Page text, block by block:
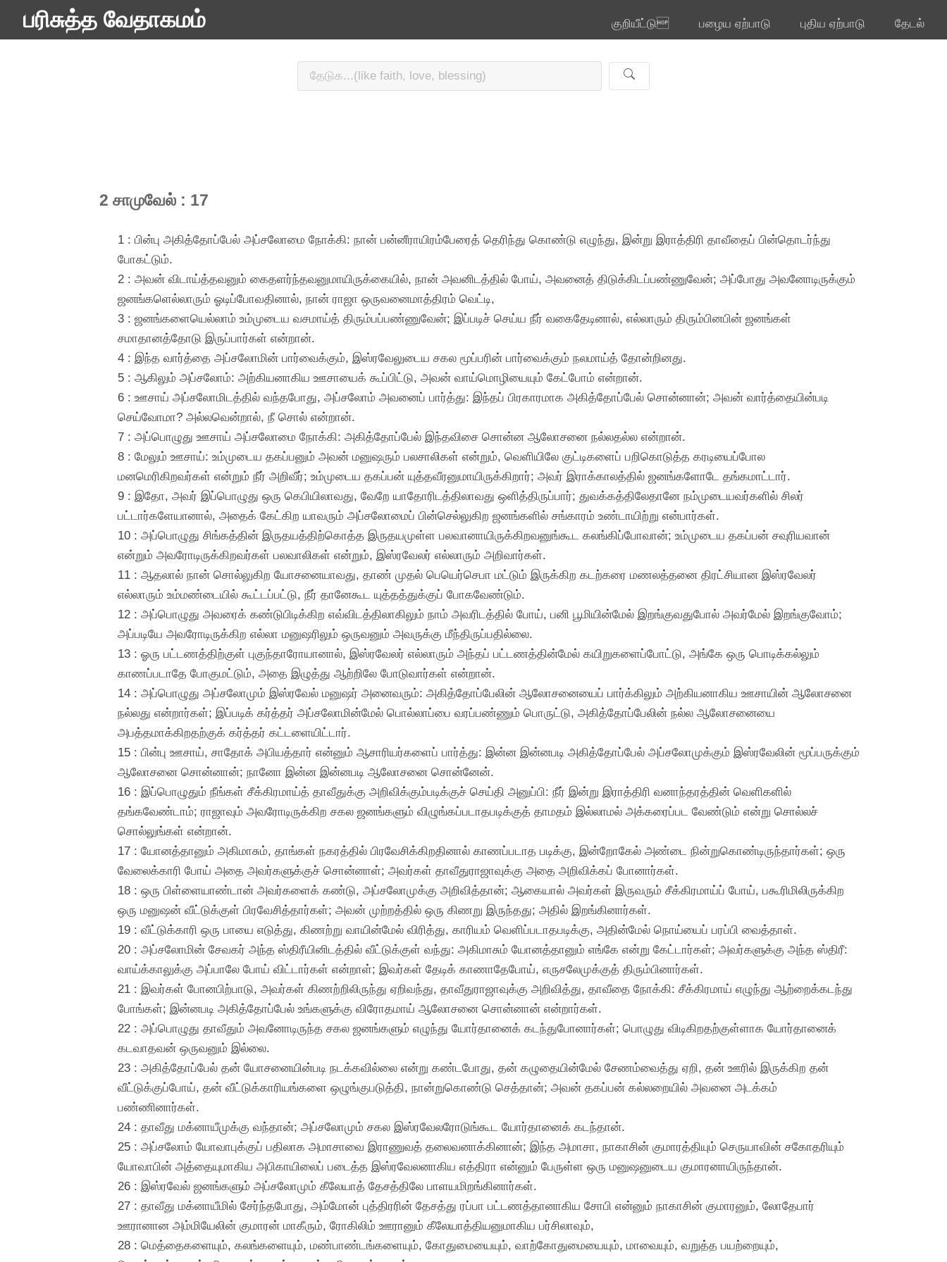
பரிசுத்த வேதாகமம் குறியீட்டு பழைய ஏற்பாடு புதிய ஏற்பாடு தேடல்
2 சாமுவேல் : 17
1 : பின்பு அகித்தோப்பேல் அப்சலோமை நோக்கி: நான் பன்னீராயிரம்பேரைத் தெரிந்து கொண்டு எழுந்து, இன்று இராத்திரி தாவீதைப் பின்தொடர்ந்து
போகட்டும்.
2 : அவன் விடாய்த்தவனும் கைதளர்ந்தவனுமாயிருக்கையில், நான் அவனிடத்தில் போய், அவனைத் திடுக்கிடப்பண்ணுவேன்; அப்போது அவனோடிருக்கும்
ஜனங்களெல்லாரும் ஓடிப்போவதினால், நான் ராஜா ஒருவனைமாத்திரம் வெட்டி,
3 : ஜனங்களையெல்லாம் உம்முடைய வசமாய்த் திரும்பப்பண்ணுவேன்; இப்படிச் செய்ய நீர் வகைதேடினால், எல்லாரும் திரும்பினபின் ஜனங்கள்
சமாதானத்தோடு இருப்பார்கள் என்றான்.
4 : இந்த வார்த்தை அப்சலோமின் பார்வைக்கும், இஸ்ரவேலுடைய சகல மூப்பரின் பார்வைக்கும் நலமாய்த் தோன்றினது.
5 : ஆகிலும் அப்சலோம்: அற்கியனாகிய ஊசாயைக் கூப்பிட்டு, அவன் வாய்மொழியையும் கேட்போம் என்றான்.
6 : ஊசாய் அப்சலோமிடத்தில் வந்தபோது, அப்சலோம் அவனைப் பார்த்து: இந்தப் பிரகாரமாக அகித்தோப்பேல் சொன்னான்; அவன் வார்த்தையின்படி
செய்வோமா? அல்லவென்றால், நீ சொல் என்றான்.
7 : அப்பொழுது ஊசாய் அப்சலோமை நோக்கி: அகித்தோப்பேல் இந்தவிசை சொன்ன ஆலோசனை நல்லதல்ல என்றான்.
8 : மேலும் ஊசாய்: உம்முடைய தகப்பனும் அவன் மனுஷரும் பலசாலிகள் என்றும், வெளியிலே குட்டிகளைப் பறிகொடுத்த கரடியைப்போல
மனமெரிகிறவர்கள் என்றும் நீர் அறிவீர்; உம்முடைய தகப்பன் யுத்தவீரனுமாயிருக்கிறார்; அவர் இராக்காலத்தில் ஜனங்களோடே தங்கமாட்டார்.
9 : இதோ, அவர் இப்பொழுது ஒரு கெபியிலாவது, வேறே யாதோரிடத்திலாவது ஒளித்திருப்பார்; துவக்கத்திலேதானே நம்முடையவர்களில் சிலர்
பட்டார்களேயானால், அதைக் கேட்கிற யாவரும் அப்சலோமைப் பின்செல்லுகிற ஜனங்களில் சங்காரம் உண்டாயிற்று என்பார்கள்.
10 : அப்பொழுது சிங்கத்தின் இருதயத்திற்கொத்த இருதயமுள்ள பலவானாயிருக்கிறவனுங்கூட கலங்கிப்போவான்; உம்முடைய தகப்பன் சவுரியவான்
என்றும் அவரோடிருக்கிறவர்கள் பலவாலிகள் என்றும், இஸ்ரவேலர் எல்லாரும் அறிவார்கள்.
11 : ஆதலால் நான் சொல்லுகிற யோசனையாவது, தாண் முதல் பெயெர்செபா மட்டும் இருக்கிற கடற்கரை மணலத்தனை திரட்சியான இஸ்ரவேலர்
எல்லாரும் உம்மண்டையில் கூட்டப்பட்டு, நீர் தானேகூட யுத்தத்துக்குப் போகவேண்டும்.
12 : அப்பொழுது அவரைக் கண்டுபிடிக்கிற எவ்விடத்திலாகிலும் நாம் அவரிடத்தில் போய், பனி பூமியின்மேல் இறங்குவதுபோல் அவர்மேல் இறங்குவோம்;
அப்படியே அவரோடிருக்கிற எல்லா மனுஷரிலும் ஒருவனும் அவருக்கு மீந்திருப்பதில்லை.
13 : ஓரு பட்டணத்திற்குள் புகுந்தாரோயானால், இஸ்ரவேலர் எல்லாரும் அந்தப் பட்டணத்தின்மேல் கயிறுகளைப்போட்டு, அங்கே ஒரு பொடிக்கல்லும்
காணப்படாதே போகுமட்டும், அதை இழுத்து ஆற்றிலே போடுவார்கள் என்றான்.
14 : அப்பொழுது அப்சலோமும் இஸ்ரவேல் மனுஷர் அனைவரும்: அகித்தோப்பேலின் ஆலோசனையைப் பார்க்கிலும் அற்கியனாகிய ஊசாயின் ஆலோசனை
நல்லது என்றார்கள்; இப்படிக் கர்த்தர் அப்சலோமின்மேல் பொல்லாப்பை வரப்பண்ணும் பொருட்டு, அகித்தோப்பேலின் நல்ல ஆலோசனையை
அபத்தமாக்கிறதற்குக் கர்த்தர் கட்டளையிட்டார்.
15 : பின்பு ஊசாய், சாதோக் அபியத்தார் என்னும் ஆசாரியர்களைப் பார்த்து: இன்ன இன்னபடி அகித்தோப்பேல் அப்சலோமுக்கும் இஸ்ரவேலின் மூப்பருக்கும்
ஆலோசனை சொன்னான்; நானோ இன்ன இன்னபடி ஆலோசனை சொன்னேன்.
16 : இப்பொழுதும் நீங்கள் சீக்கிரமாய்த் தாவீதுக்கு அறிவிக்கும்படிக்குச் செய்தி அனுப்பி: நீர் இன்று இராத்திரி வனாந்தரத்தின் வெளிகளில்
தங்கவேண்டாம்; ராஜாவும் அவரோடிருக்கிற சகல ஜனங்களும் விழுங்கப்படாதபடிக்குத் தாமதம் இல்லாமல் அக்கரைப்பட வேண்டும் என்று சொல்லச்
சொல்லுங்கள் என்றான்.
17 : யோனத்தானும் அகிமாசும், தாங்கள் நகரத்தில் பிரவேசிக்கிறதினால் காணப்படாத படிக்கு, இன்றோகேல் அண்டை நின்றுகொண்டிருந்தார்கள்; ஒரு
வேலைக்காரி போய் அதை அவர்களுக்குச் சொன்னாள்; அவர்கள் தாவீதுராஜாவுக்கு அதை அறிவிக்கப் போனார்கள்.
18 : ஒரு பிள்ளையாண்டான் அவர்களைக் கண்டு, அப்சலோமுக்கு அறிவித்தான்; ஆகையால் அவர்கள் இருவரும் சீக்கிரமாய்ப் போய், பகூரிமிலிருக்கிற
ஒரு மனுஷன் வீட்டுக்குள் பிரவேசித்தார்கள்; அவன் முற்றத்தில் ஒரு கிணறு இருந்தது; அதில் இறங்கினார்கள்.
19 : வீட்டுக்காரி ஒரு பாயை எடுத்து, கிணற்று வாயின்மேல் விரித்து, காரியம் வெளிப்படாதபடிக்கு, அதின்மேல் நொய்யைப் பரப்பி வைத்தாள்.
20 : அப்சலோமின் சேவகர் அந்த ஸ்திரீயினிடத்தில் வீட்டுக்குள் வந்து: அகிமாசும் யோனத்தானும் எங்கே என்று கேட்டார்கள்; அவர்களுக்கு அந்த ஸ்திரீ:
வாய்க்காலுக்கு அப்பாலே போய் விட்டார்கள் என்றாள்; இவர்கள் தேடிக் காணாதேபோய், எருசலேமுக்குத் திரும்பினார்கள்.
21 : இவர்கள் போனபிற்பாடு, அவர்கள் கிணற்றிலிருந்து ஏறிவந்து, தாவீதுராஜாவுக்கு அறிவித்து, தாவீதை நோக்கி: சீக்கிரமாய் எழுந்து ஆற்றைக்கடந்து
போங்கள்; இன்னபடி அகித்தோப்பேல் உங்களுக்கு விரோதமாய் ஆலோசனை சொன்னான் என்றார்கள்.
22 : அப்பொழுது தாவீதும் அவனோடிருந்த சகல ஜனங்களும் எழுந்து யோர்தானைக் கடந்துபோனார்கள்; பொழுது விடிகிறதற்குள்ளாக யோர்தானைக்
கடவாதவன் ஒருவனும் இல்லை.
23 : அகித்தோப்பேல் தன் யோசனையின்படி நடக்கவில்லை என்று கண்டபோது, தன் கழுதையின்மேல் சேணம்வைத்து ஏறி, தன் ஊரில் இருக்கிற தன்
வீட்டுக்குப்போய், தன் வீட்டுக்காரியங்களை ஒழுங்குபடுத்தி, நான்றுகொண்டு செத்தான்; அவன் தகப்பன் கல்லறையில் அவனை அடக்கம்
பண்ணினார்கள்.
24 : தாவீது மக்னாயீமுக்கு வந்தான்; அப்சலோமும் சகல இஸ்ரவேலரோடுங்கூட யோர்தானைக் கடந்தான்.
25 : அப்சலோம் யோவாபுக்குப் பதிலாக அமாசாவை இராணுவத் தலைவனாக்கினான்; இந்த அமாசா, நாகாசின் குமாரத்தியும் செருயாவின் சகோதரியும்
யோவாபின் அத்தையுமாகிய அபிகாயிலைப் படைத்த இஸ்ரவேலனாகிய எத்திரா என்னும் பேருள்ள ஒரு மனுஷனுடைய குமாரனாயிருந்தான்.
26 : இஸ்ரவேல் ஜனங்களும் அப்சலோமும் கீலேயாத் தேசத்திலே பாளயமிறங்கினார்கள்.
27 : தாவீது மக்னாயீமில் சேர்ந்தபோது, அம்மோன் புத்திரரின் தேசத்து ரப்பா பட்டணத்தானாகிய சோபி என்னும் நாகாசின் குமாரனும், லோதேபார்
ஊரானான அம்மியேலின் குமாரன் மாகீரும், ரோகிலிம் ஊரானும் கீலேயாத்தியனுமாகிய பர்சிலாவும்,
28 : மெத்தைகளையும், கலங்களையும், மண்பாண்டங்களையும், கோதுமையையும், வாற்கோதுமையையும், மாவையும், வறுத்த பயற்றையும்,